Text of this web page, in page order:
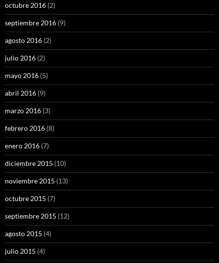
octubre 2016 (2)
septiembre 2016 (9)
agosto 2016 (2)
julio 2016 (2)
mayo 2016 (5)
abril 2016 (9)
marzo 2016 (3)
febrero 2016 (8)
enero 2016 (7)
diciembre 2015 (10)
noviembre 2015 (13)
octubre 2015 (7)
septiembre 2015 (12)
agosto 2015 (4)
julio 2015 (4)